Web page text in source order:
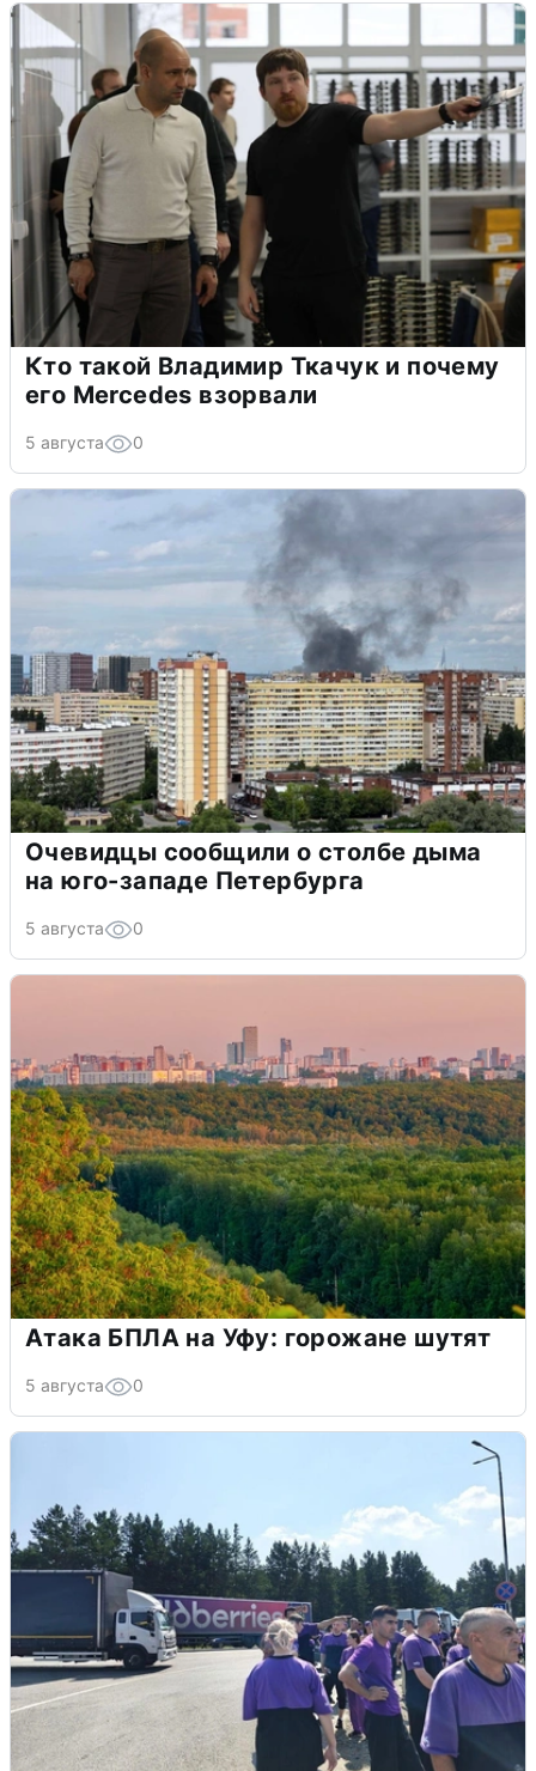
Кто такой Владимир Ткачук и почему
его Mercedes взорвали
5 августа 0
Очевидцы сообщили о столбе дыма
на юго-западе Петербурга
5 августа 0
Атака БПЛА на Уфу: горожане шутят
5 августа 0